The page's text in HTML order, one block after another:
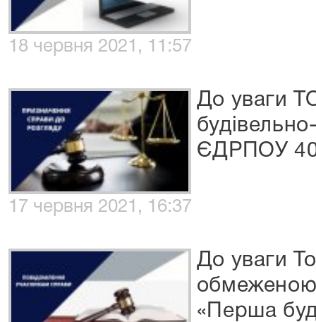
18 червня 2021, 11:57
До уваги
ЄДРПОУ
17 червня 2021, 16:37
До уваги
обмеженою
«Перша